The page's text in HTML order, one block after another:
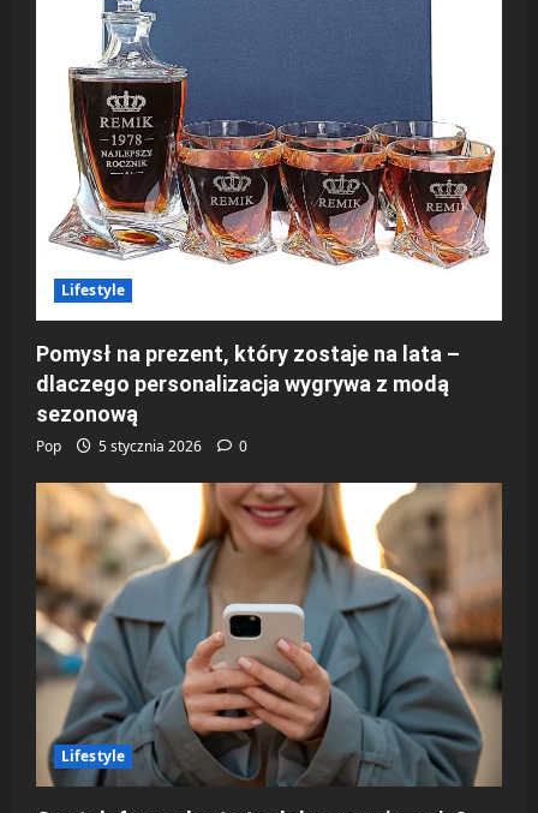
Lifestyle
Pomysł na prezent, który zostaje na lata –
dlaczego personalizacja wygrywa z modą
sezonową
Pop 5 stycznia 2026 0
Lifestyle